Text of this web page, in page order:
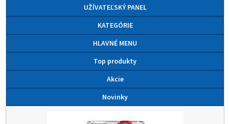
UŽÍVATEĽSKÝ PANEL
KATEGÓRIE
HLAVNÉ MENU
Top produkty
Akcie
Novinky